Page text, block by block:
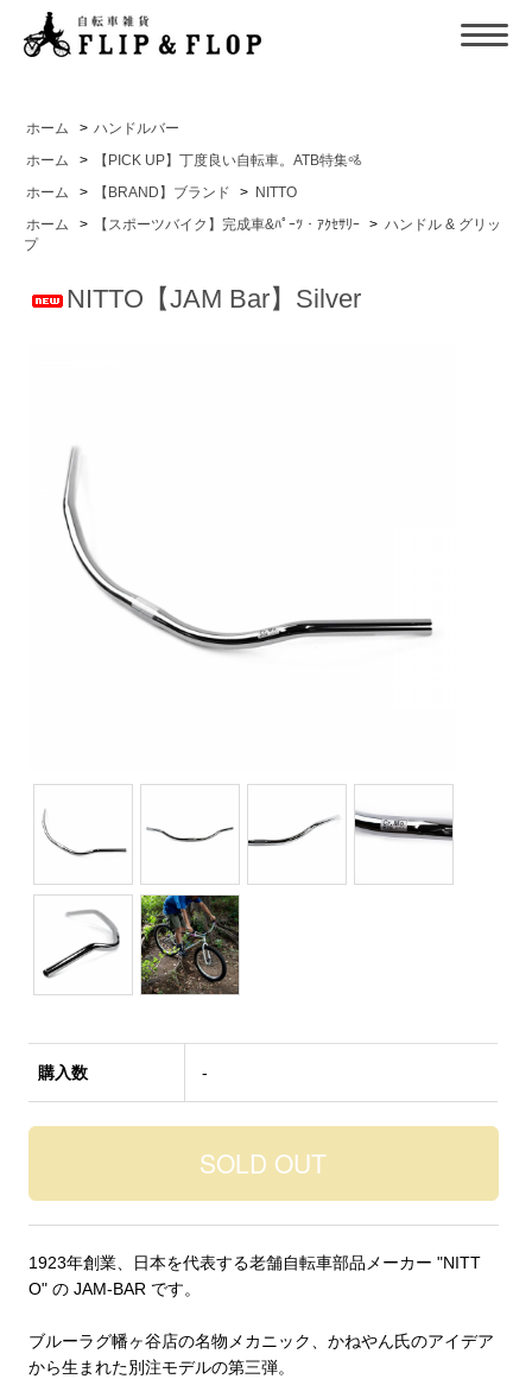
ホーム > ハンドルバー
ホーム
>
【PICK UP】丁度良い自転車。ATB特集🚵
ホーム
> 【BRAND】ブランド > NITTO
ホーム
> 【スポーツバイク】完成車&ﾊﾟｰﾂ・ｱｸｾｻﾘｰ > ハンドル & グリッ
プ
NITTO【JAM Bar】Silver
購入数 -
1923年創業、日本を代表する老舗自転車部品メーカー "NITT
O" の JAM-BAR です。
ブルーラグ幡ヶ谷店の名物メカニック、かねやん氏のアイデア
から生まれた別注モデルの第三弾。